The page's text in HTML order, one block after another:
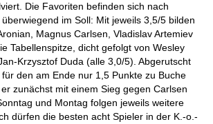
Die Favoriten befinden sich nach
im Soll: Mit jeweils 3,5/5 bilden
Magnus Carlsen, Vladislav Artemiev
Tabellenspitze, dicht gefolgt von Wesley
Krzysztof Duda (alle 3,0/5). Abgerutscht
den am Ende nur 1,5 Punkte zu Buche
zunächst mit einem Sieg gegen Carlsen
und Montag folgen jeweils weitere
dürfen die besten acht Spieler in der K.-o.-